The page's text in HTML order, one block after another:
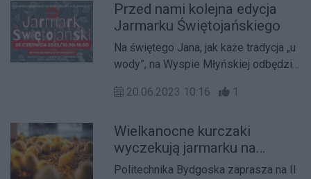
Bożonarodzeniowego, który w dniach
15-17 grudnia 2023 roku organizuje
Politechnika Bydgoska.
Przed nami kolejna edycja
Jarmarku Świętojańskiego
Na świętego Jana, jak każe tradycja „u
wody”, na Wyspie Młyńskiej odbędzie
Organizowany od lat przez Kujawsko-
Bydgoszczy dla nietuzinkowych
twórców i rękodzielników,
bydgoszczan oraz gości.
20.06.2023 10:16 1
Wielkanocne kurczaki
wyczekują jarmarku na
Politechnice Bydgoskiej
Politechnika Bydgoska zaprasza na II